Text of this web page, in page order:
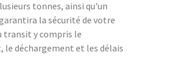
tonnes, ainsi qu'un
la sécurité de votre
transit y compris le
le déchargement et les délais